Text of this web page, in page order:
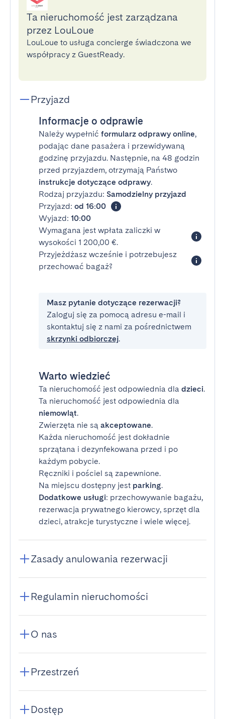
Ta nieruchomość jest zarządzana
przez LouLoue
LouLoue to usługa concierge świadczona we
współpracy z GuestReady.
Przyjazd
Informacje o odprawie
Należy wypełnić formularz odprawy online,
podając dane pasażera i przewidywaną
godzinę przyjazdu. Następnie, na 48 godzin
przed przyjazdem, otrzymają Państwo
instrukcje dotyczące odprawy.
Rodzaj przyjazdu: Samodzielny przyjazd
Przyjazd: od 16:00
Wyjazd: 10:00
Wymagana jest wpłata zaliczki w
wysokości 1 200,00 €.
Przyjeżdżasz wcześnie i potrzebujesz
przechować bagaż?
Masz pytanie dotyczące rezerwacji?
Zaloguj się za pomocą adresu e-mail i
skontaktuj się z nami za pośrednictwem
skrzynki odbiorczej.
Warto wiedzieć
Ta nieruchomość jest odpowiednia dla dzieci.
Ta nieruchomość jest odpowiednia dla
niemowląt.
Zwierzęta nie są akceptowane.
Każda nieruchomość jest dokładnie
sprzątana i dezynfekowana przed i po
każdym pobycie.
Ręczniki i pościel są zapewnione.
Na miejscu dostępny jest parking.
Dodatkowe usługi: przechowywanie bagażu,
rezerwacja prywatnego kierowcy, sprzęt dla
dzieci, atrakcje turystyczne i wiele więcej.
Zasady anulowania rezerwacji
Regulamin nieruchomości
O nas
Przestrzeń
Dostęp